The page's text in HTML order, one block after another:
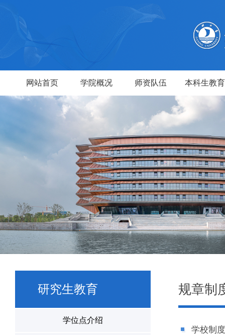
网站首页 学院概况 师资队伍 本科生教育
研究生教育
学位点介绍
规章制
学校制度